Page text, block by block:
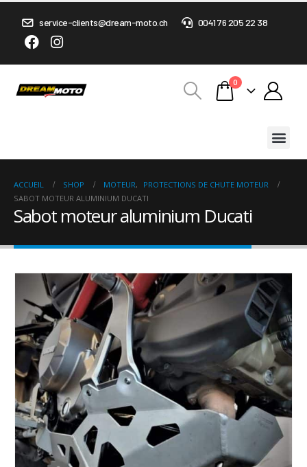
service-clients@dream-moto.ch 0041 76 205 22 38
0
ACCUEIL SHOP MOTEUR,
PROTECTIONS DE CHUTE MOTEUR
SABOT MOTEUR ALUMINIUM DUCATI
Sabot moteur aluminium Ducati